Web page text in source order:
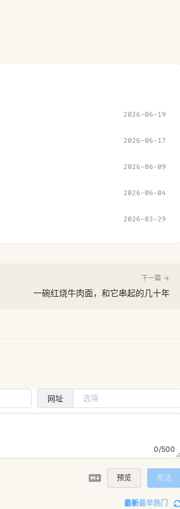
2026-06-19
2026-06-17
2026-06-09
2026-06-04
2026-03-29
下一篇 →
一碗红烧牛肉面，和它串起的几十年
网址
0/500
预览 发送
最新最早热门